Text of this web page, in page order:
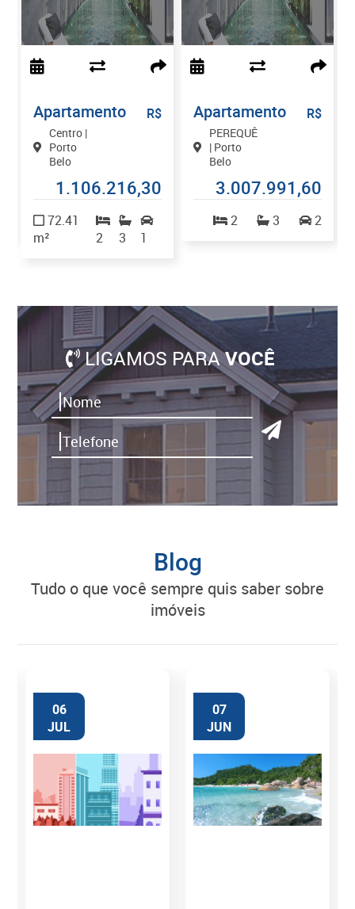
Apartamento
Centro |
Porto
Belo
R$
1.106.216,30
72.41
m²
2 3 1
Apartamento
PEREQUÊ
| Porto
Belo
R$
3.007.991,60
2 3 2
LIGAMOS PARAVOCÊ
Blog
tudo o que você sempre quis saber sobre
imóveis
06
JUL
07
JUN